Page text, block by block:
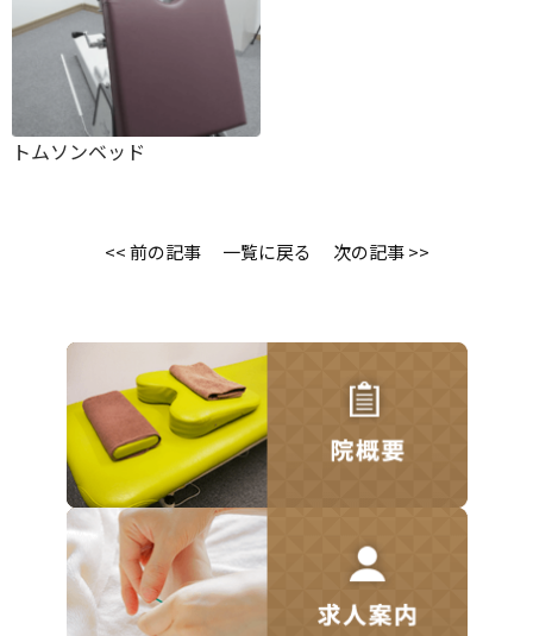
トムソンベッド
<< 前の記事 一覧に戻る 次の記事 >>